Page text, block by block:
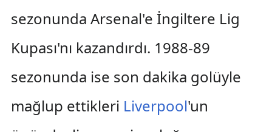
sezonunda Arsenal'e İngiltere Lig
Kupası'nı kazandırdı. 1988-89
sezonunda ise son dakika golüyle
mağlup ettikleri Liverpool'un